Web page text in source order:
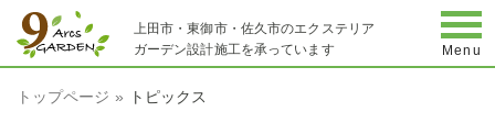
上田市・東御市・佐久市のエクステリア
ガーデン設計施工を承っています
Menu
トップページ トピックス